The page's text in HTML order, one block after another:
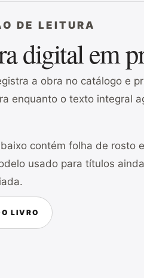
DE LEITURA
digital em
a obra no catálogo e
enquanto o texto integral
contém folha de rosto
usado para títulos
LIVRO